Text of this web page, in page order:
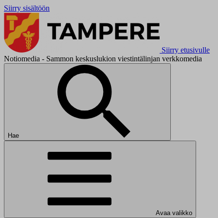
Siirry sisältöön
Siirry etusivulle
Notiomedia - Sammon keskuslukion viestintälinjan verkkomedia
Hae
Avaa valikko